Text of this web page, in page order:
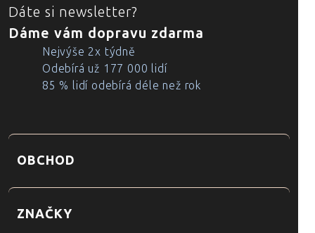
Dáte si newsletter?
Dáme vám dopravu zdarma
Nejvýše 2x týdně
Odebírá už 177 000 lidí
85 % lidí odebírá déle než rok
OBCHOD
ZNAČKY